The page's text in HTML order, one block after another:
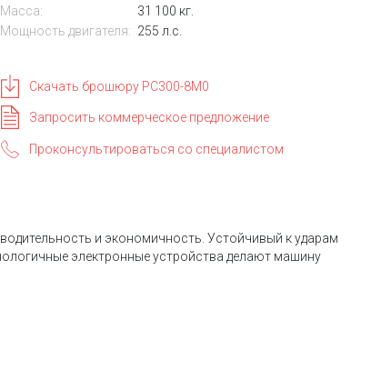
Масса:
31 100 кг.
Мощность двигателя: 255 л.с.
Скачать брошюру PC300-8M0
Запросить коммерческое предложение
Проконсультироваться со специалистом
и экономичность. Устойчивый к ударам
электронные устройства делают машину